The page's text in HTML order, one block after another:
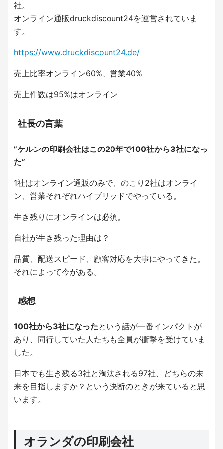
社。
オンライン通販druckdiscount24を運営されていま
す。
https://www.druckdiscount24.de/
売上比率オンライン60%、営業40%
売上件数は95%はオンライン
社長の言葉
”ケルンの印刷会社はこの20年で100社から3社になっ
た”
1社はオンライン通販のみで、のこり2社はオンライ
ン、営業それぞれハイブリッドでやっている。
生き残りにオンラインは必須。
自社が生き残った理由は？
品質、配送スピード、顧客対応を大事にやってきた。
それによって今がある。
感想
100社から3社になったという話が一番インパクトが
あり、同行していた人たちも全員が衝撃を受けていま
した。
日本でも生き残る3社と淘汰される97社、どちらの未
来を目指しますか？という決断のときが来ていると思
います。
オランダの印刷会社